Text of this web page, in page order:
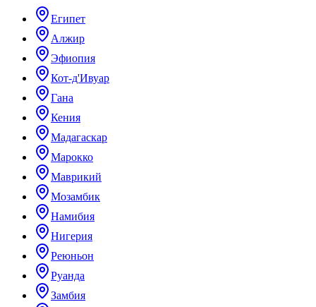
Египет
Алжир
Эфиопия
Кот-д'Ивуар
Гана
Кения
Мадагаскар
Марокко
Маврикий
Мозамбик
Намибия
Нигерия
Реюньон
Руанда
Замбия